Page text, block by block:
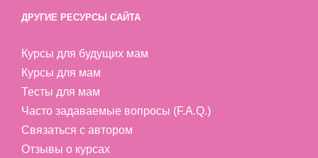
ДРУГИЕ РЕСУРСЫ САЙТА
Курсы для будущих мам
Курсы для мам
Тесты для мам
Часто задаваемые вопросы (F.A.Q.)
Связаться с автором
Отзывы о курсах